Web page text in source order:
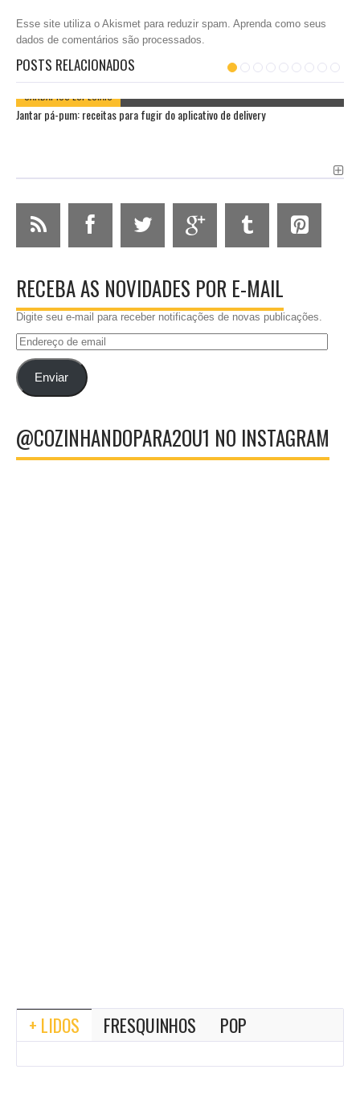
Esse site utiliza o Akismet para reduzir spam. Aprenda como seus
dados de comentários são processados.
POSTS RELACIONADOS
CARDÁPIOS ESPECIAIS
Jantar pá-pum: receitas para fugir do aplicativo de delivery
RECEBA AS NOVIDADES POR E-MAIL
Digite seu e-mail para receber notificações de novas publicações.
Endereço
emailEnviar
@COZINHANDOPARA2OU1 NO INSTAGRAM
+ LIDOS FRESQUINHOS POP